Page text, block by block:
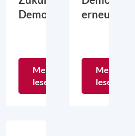
Demokratie
Mehr
lesen
erneuern
Mehr
lesen